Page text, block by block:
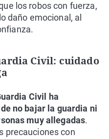
los robos con fuerza,
daño emocional, al
Civil: cuidado
Civil ha
no bajar la guardia ni
muy allegadas.
precauciones con